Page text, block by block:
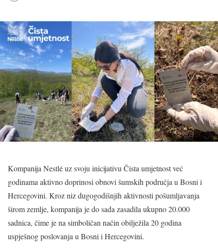
Kompanija Nestlé uz svoju inicijativu Čista umjetnost već
godinama aktivno doprinosi obnovi šumskih područja u Bosni i
Hercegovini. Kroz niz dugogodišnjih aktivnosti pošumljavanja
širom zemlje, kompanija je do sada zasadila ukupno 20.000
sadnica, čime je na simboličan način obilježila 20 godina
uspješnog poslovanja u Bosni i Hercegovini.